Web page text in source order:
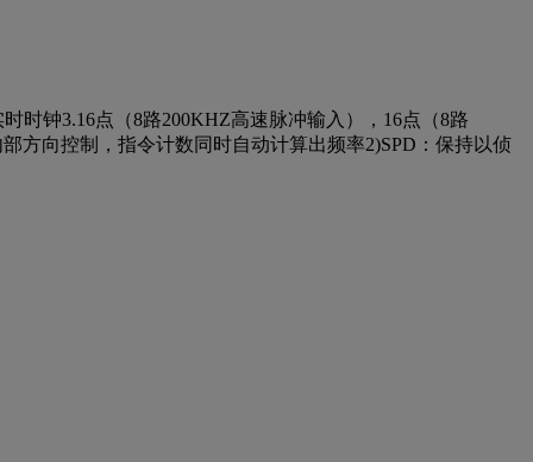
时钟3.16点（8路200KHZ高速脉冲输入），16点（8路
方向控制，指令计数同时自动计算出频率2)SPD：保持以侦